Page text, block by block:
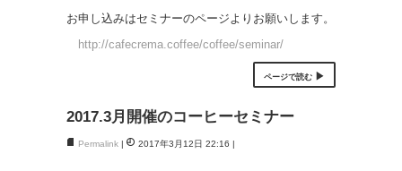
お申し込みはセミナーのページよりお願いします。
http://cafecrema.coffee/coffee/seminar/
ページで読む
2017.3月開催のコーヒーセミナー
Permalink 2017年3月12日 22:16